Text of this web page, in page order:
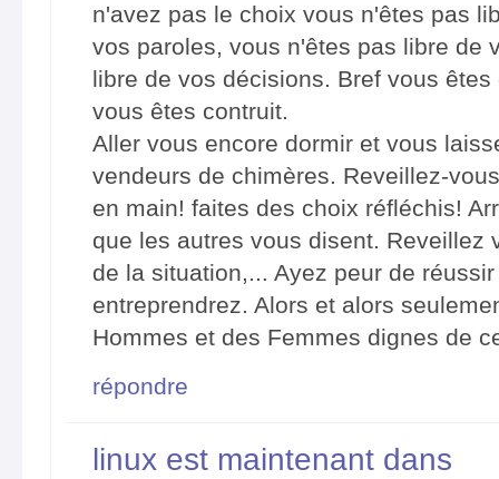
n'avez pas le choix vous n'êtes pas
vos paroles, vous n'êtes pas libre de
libre de vos décisions. Bref vous
vous êtes contruit.
Aller vous encore dormir et vous
vendeurs de chimères. Reveillez-
en main! faites des choix réfléchis!
que les autres vous disent. Reveillez
de la situation,... Ayez peur de
entreprendrez. Alors et alors
Hommes et des Femmes dignes de
répondre
linux est maintenant dans